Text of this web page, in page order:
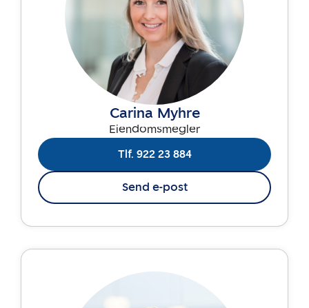
Carina Myhre
Eiendomsmegler
Tlf. 922 23 884
Send e-post